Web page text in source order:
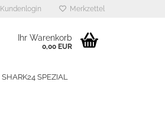
Kundenlogin Merkzettel
Ihr Warenkorb
0,00 EUR
SHARK24 SPEZIAL